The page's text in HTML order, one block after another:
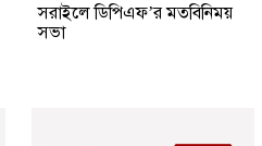
সরাইলে ডিপিএফ’র মতবিনিময়
সভা